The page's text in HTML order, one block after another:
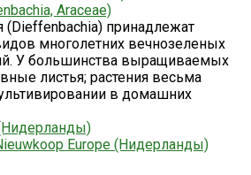
Araceae)
принадлежат
многолетних вечнозеленых
У большинства выращиваемых
листья; растения весьма
в домашних
Europe (Нидерланды)